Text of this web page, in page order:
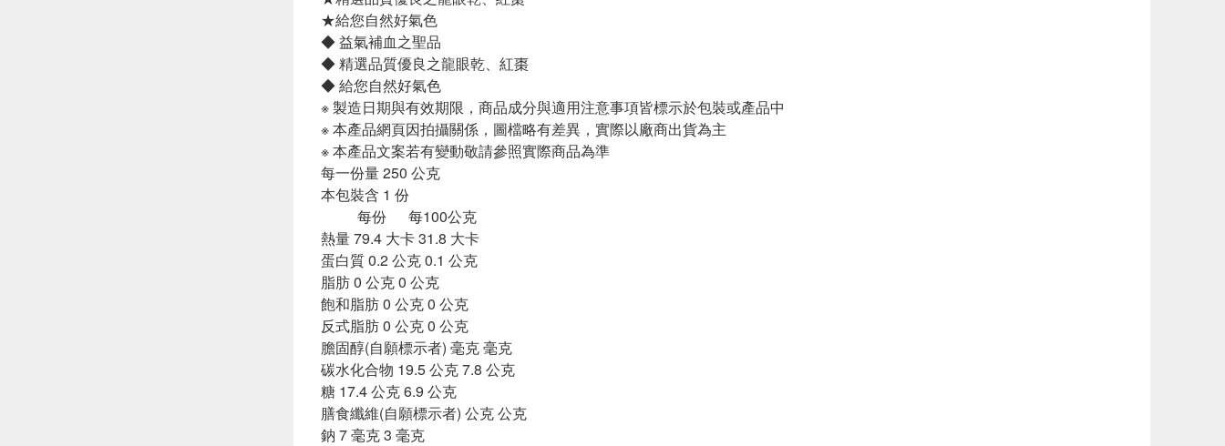
★給您自然好氣色
◆ 益氣補血之聖品
◆ 精選品質優良之龍眼乾、紅棗
◆ 給您自然好氣色
※ 製造日期與有效期限，商品成分與適用注意事項皆標示於包裝或產品中
※ 本產品網頁因拍攝關係，圖檔略有差異，實際以廠商出貨為主
※ 本產品文案若有變動敬請參照實際商品為準
每一份量 250 公克
本包裝含 1 份
每份 每100公克
熱量 79.4 大卡 31.8 大卡
蛋白質 0.2 公克 0.1 公克
脂肪 0 公克 0 公克
飽和脂肪 0 公克 0 公克
反式脂肪 0 公克 0 公克
膽固醇(自願標示者) 毫克 毫克
碳水化合物 19.5 公克 7.8 公克
糖 17.4 公克 6.9 公克
膳食纖維(自願標示者) 公克 公克
鈉 7 毫克 3 毫克